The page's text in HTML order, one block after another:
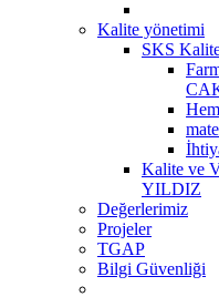
Kalite yönetimi
SKS
Kalite ve
YILDIZ
Değerlerimiz
Projeler
TGAP
Bilgi Güvenliği